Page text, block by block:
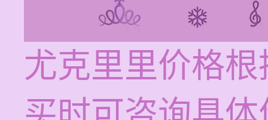
尤克里里价格